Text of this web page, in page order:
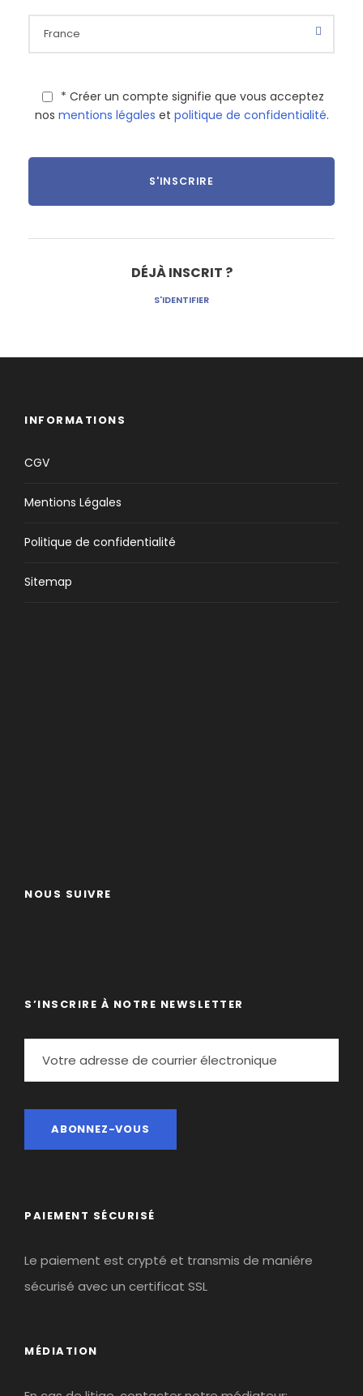
* Créer un compte signifie que vous acceptez
nos mentions légales et politique de confidentialité.
DÉJÀ INSCRIT ?
S'IDENTIFIER
INFORMATIONS
CGV
Mentions Légales
Politique de confidentialité
Sitemap
NOUS SUIVRE
S’INSCRIRE À NOTRE NEWSLETTER
PAIEMENT SÉCURISÉ
Le paiement est crypté et transmis de maniére
sécurisé avec un certificat SSL
MÉDIATION